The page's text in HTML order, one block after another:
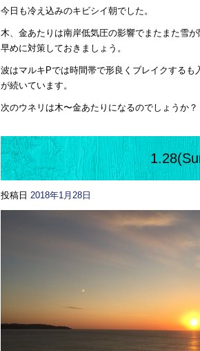
今日も冷え込みのキビシイ朝でした。
木、金あたりは南岸低気圧の影響でまたまた雪が
早めに対策しておきましょう。
波はマルキPでは時間帯で形良くブレイクする
が続いています。
次のウネリは木〜金あたりになるのでしょうか？
投稿日 2018年1月28日